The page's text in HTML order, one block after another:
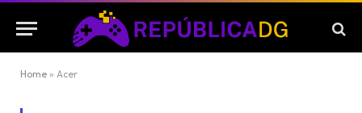
Home » Acer